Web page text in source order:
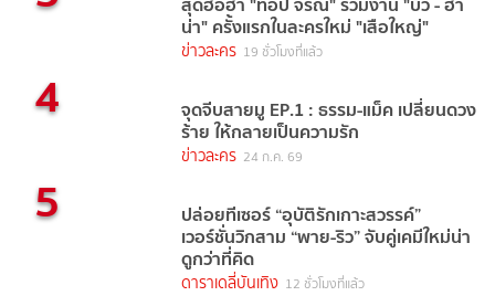
น่า" ครั้งแรกในละครใหม่ "เสือใหญ่"
ข่าวละคร 19 ชั่วโมงที่แล้ว
4 จุดจีบสายมู EP.1 : ธรรม-แม็ค เปลี่ยนดวง
ร้าย ให้กลายเป็นความรัก
ข่าวละคร 24 ก.ค. 69
5 ปล่อยทีเซอร์ “อุบัติรักเกาะสวรรค์”
เวอร์ชั่นวิกสาม “พาย-ริว” จับคู่เคมีใหม่น่า
ดูกว่าที่คิด
ดาราเดลี่บันเทิง 12 ชั่วโมงที่แล้ว